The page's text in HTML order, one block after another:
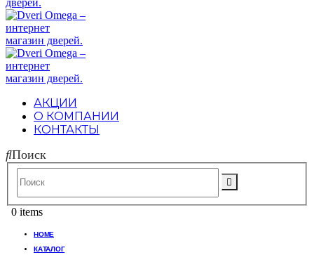
АКЦИИ
О КОМПАНИИ
КОНТАКТЫ
Поиск
0 items
HOME
КАТАЛОГ